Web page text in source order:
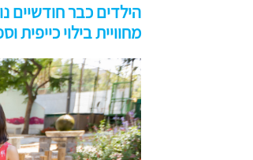
הילדים כבר חודשיים
מחוויית בילוי